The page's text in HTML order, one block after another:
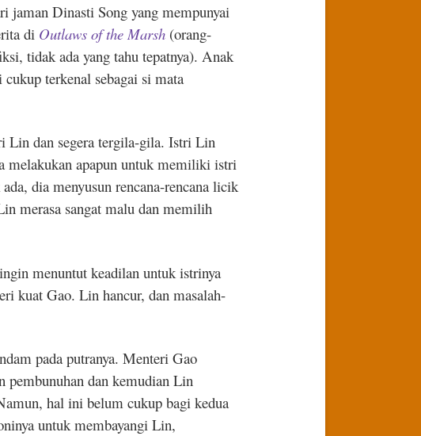
jaman Dinasti Song yang mempunyai
di Outlaws of the Marsh(orang-
tidak ada yang tahu tepatnya). Anak
terkenal sebagai si mata
Lin dan segera tergila-gila. Istri Lin
melakukan apapun untuk memiliki istri
dia menyusun rencana-rencana licik
merasa sangat malu dan memilih
menuntut keadilan untuk istrinya
kuat Gao. Lin hancur, dan masalah-
pada putranya. Menteri Gao
pembunuhan dan kemudian Lin
hal ini belum cukup bagi kedua
untuk membayangi Lin,